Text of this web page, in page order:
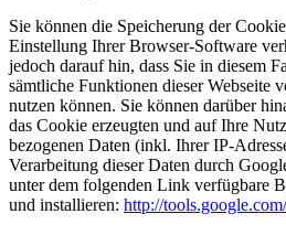
Sie können die Speicherung der
Einstellung Ihrer Browser-Software
jedoch darauf hin, dass Sie in diesem
sämtliche Funktionen dieser Webseite
nutzen können. Sie können darüber
das Cookie erzeugten und auf Ihre
bezogenen Daten (inkl. Ihrer IP-
Verarbeitung dieser Daten durch
unter dem folgenden Link verfügbare
und installieren: http://